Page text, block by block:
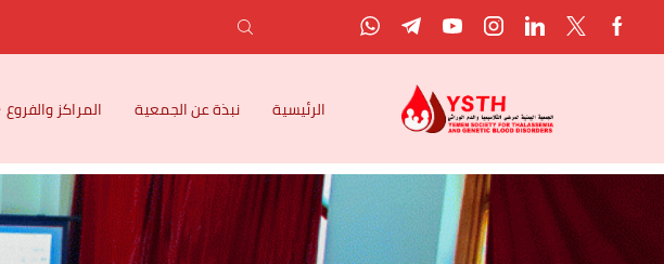
الرئيسية نبذة عن الجمعية المراكز والفروع